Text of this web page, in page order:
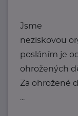
Jsme
neziskovou
posláním je
ohrožených
Za ohrožené
...